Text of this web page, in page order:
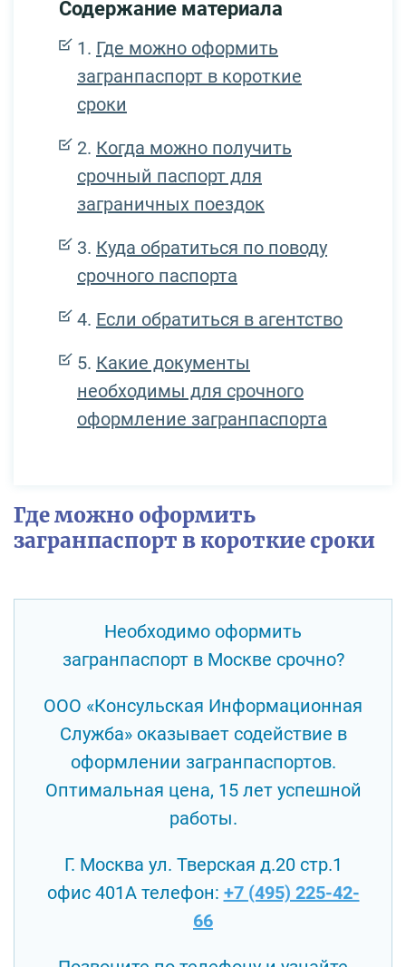
Содержание материала
Где можно оформить
загранпаспорт в короткие
сроки
Когда можно получить
срочный паспорт для
заграничных поездок
Куда обратиться по поводу
срочного паспорта
Если обратиться в агентство
Какие документы
необходимы для срочного
оформление загранпаспорта
Где можно оформить
загранпаспорт в короткие сроки
Необходимо оформить
загранпаспорт в Москве срочно?
ООО «Консульская Информационная
Служба» оказывает содействие в
оформлении загранпаспортов.
Оптимальная цена, 15 лет успешной
работы.
Г. Москва ул. Тверская д.20 стр.1
офис 401А телефон: +7 (495) 225-42-
66